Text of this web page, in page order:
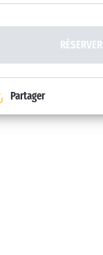
RÉSERVER
Partager